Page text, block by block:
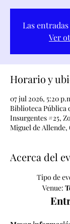
Las
Ver
Horario y
07 jul 2026, 5:20
Biblioteca Pública
Insurgentes #25,
Miguel de Allende,
Acerca del
Tipo de
Venue: